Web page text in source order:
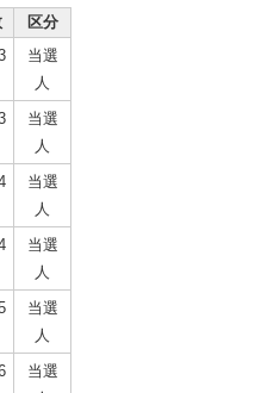
区分
当選
人
当選
人
当選
人
当選
人
当選
人
当選